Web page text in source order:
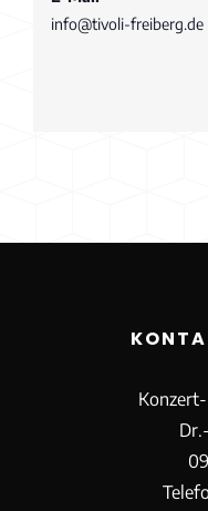
info@tivoli-freiberg.de